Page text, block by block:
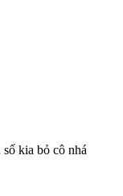
kia bỏ cô nhá